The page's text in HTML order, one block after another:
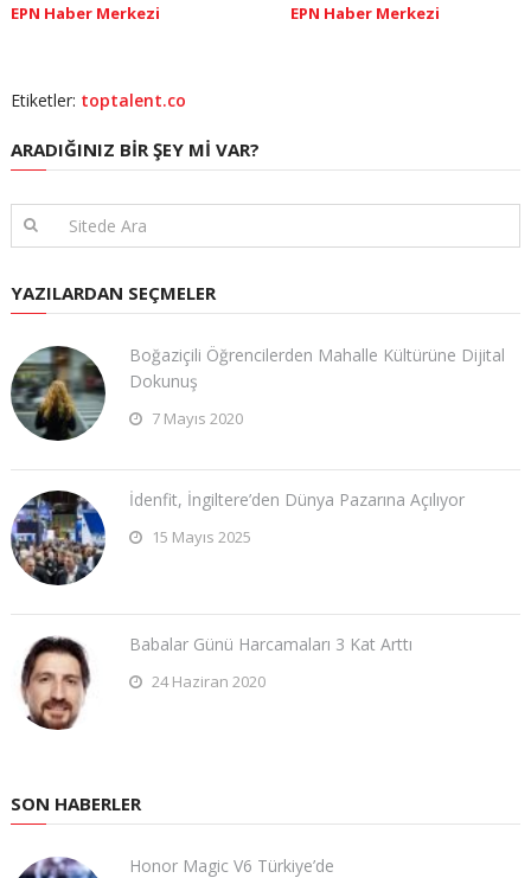
EPN Haber Merkezi EPN Haber Merkezi
Etiketler: toptalent.co
ARADIĞINIZ BIR ŞEY MI VAR?
YAZILARDAN SEÇMELER
Boğaziçili Öğrencilerden Mahalle Kültürüne Dijital
Dokunuş
7 Mayıs 2020
İdenfit, İngiltere’den Dünya Pazarına Açılıyor
15 Mayıs 2025
Babalar Günü Harcamaları 3 Kat Arttı
24 Haziran 2020
SON HABERLER
Honor Magic V6 Türkiye’de